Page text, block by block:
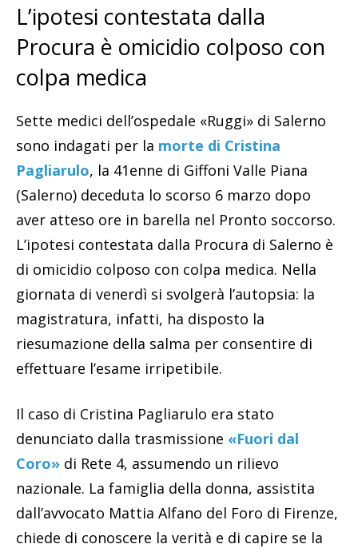
L’ipotesi contestata dalla
Procura è omicidio colposo con
colpa medica
Sette medici dell’ospedale «Ruggi» di Salerno
sono indagati per la morte di Cristina
Pagliarulo, la 41enne di Giffoni Valle Piana
(Salerno) deceduta lo scorso 6 marzo dopo
aver atteso ore in barella nel Pronto soccorso.
L’ipotesi contestata dalla Procura di Salerno è
di omicidio colposo con colpa medica. Nella
giornata di venerdì si svolgerà l’autopsia: la
magistratura, infatti, ha disposto la
riesumazione della salma per consentire di
effettuare l’esame irripetibile.
Il caso di Cristina Pagliarulo era stato
denunciato dalla trasmissione «Fuori dal
Coro» di Rete 4, assumendo un rilievo
nazionale. La famiglia della donna, assistita
dall’avvocato Mattia Alfano del Foro di Firenze,
chiede di conoscere la verità e di capire se la